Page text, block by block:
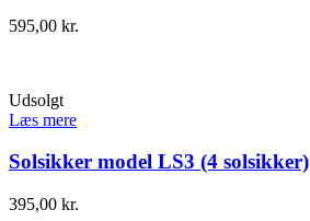
595,00 kr.
Udsolgt
Læs mere
Solsikker model LS3 (4 solsikker)
395,00 kr.